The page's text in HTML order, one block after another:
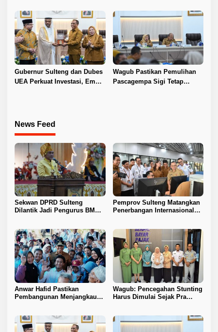
Gubernur Sulteng dan Dubes
UEA Perkuat Investasi, Empat
Wagub Pastikan Pemulihan
Pascagempa Sigi Tetap
News Feed
Sekwan DPRD Sulteng
Dilantik Jadi Pengurus BMA
Pemprov Sulteng Matangkan
Penerbangan Internasional
Anwar Hafid Pastikan
Pembangunan Menjangkau
Wagub: Pencegahan Stunting
Harus Dimulai Sejak Pra